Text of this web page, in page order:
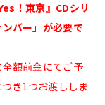
！東京』CDシリ
バー」が必要で
額前金にてご予
き1つお渡ししま